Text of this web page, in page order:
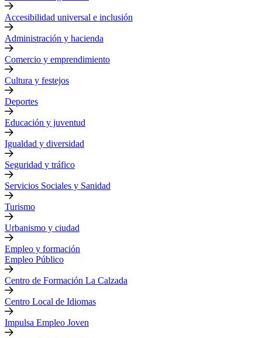
Accesibilidad universal e inclusión
Administración y hacienda
Comercio y emprendimiento
Cultura y festejos
Deportes
Educación y juventud
Igualdad y diversidad
Seguridad y tráfico
Servicios Sociales y Sanidad
Turismo
Urbanismo y ciudad
Empleo y formación
Empleo Público
Centro de Formación La Calzada
Centro Local de Idiomas
Impulsa Empleo Joven